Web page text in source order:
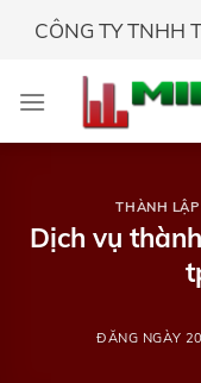
CÔNG TY TNHH
THÀNH
Dịch vụ
ĐĂNG NGÀY